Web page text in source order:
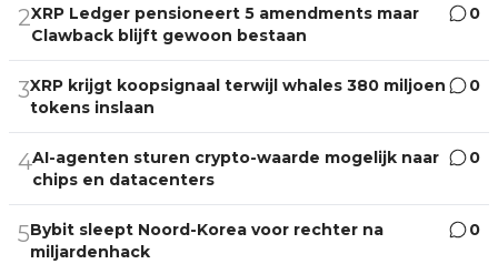
2XRP Ledger pensioneert 5 amendments maar
Clawback blijft gewoon bestaan
0
3XRP krijgt koopsignaal terwijl whales 380 miljoen
tokens inslaan
0
4AI-agenten sturen crypto-waarde mogelijk naar
chips en datacenters
0
5Bybit sleept Noord-Korea voor rechter na
miljardenhack
0